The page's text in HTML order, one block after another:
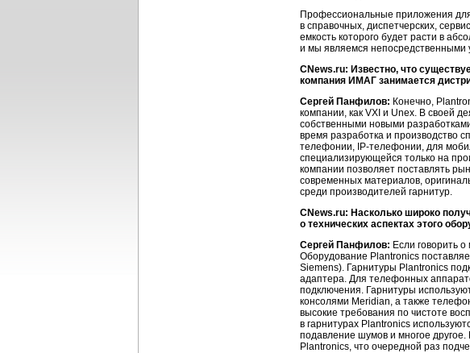
Профессиональные приложения
в справочных, диспетчерских,
емкость которого будет расти в
и мы являемся непосредственными
CNews.ru: Известно, что
компания ИМАГ занимается
Сергей Панфилов: Конечно,
компании, как VXI и Unex. В своей
собственными новыми
время разработка и производство
телефонии, IP-телефонии, для
специализирующейся только на
компании позволяет поставлять
современных материалов,
среди производителей гарнитур.
CNews.ru: Насколько широко
о технических аспектах этого
Сергей Панфилов: Если говорить
Оборудование Plantronics
Siemens). Гарнитуры Plantronics
адаптера. Для телефонных
подключения. Гарнитуры
консолями Meridian, а также
высокие требования по чистоте
в гарнитурах Plantronics
подавление шумов и многое
Plantronics, что очередной раз